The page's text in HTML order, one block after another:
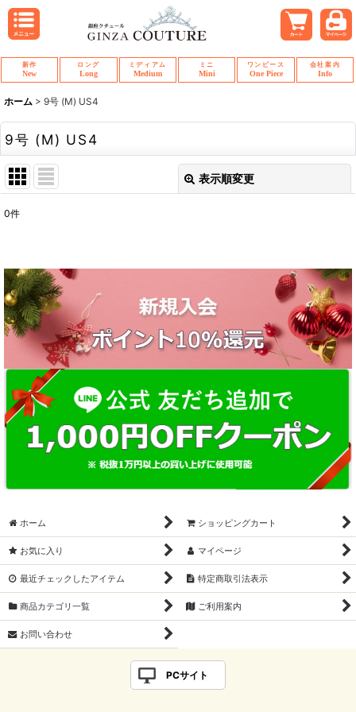
新作
New
ロング
Long
ミディアム
Medium
ミニ
Mini
ワンピース
One Piece
会社案内
Info
ホーム > 9号 (M) US4
9号 (M) US4
表示順変更
並び順:
絞り込む
0件
ホーム ショッピングカート
お気に入り マイページ
最近チェックしたアイテム 特定商取引法表示
商品カテゴリ一覧 ご利用案内
お問い合わせ
PCサイト